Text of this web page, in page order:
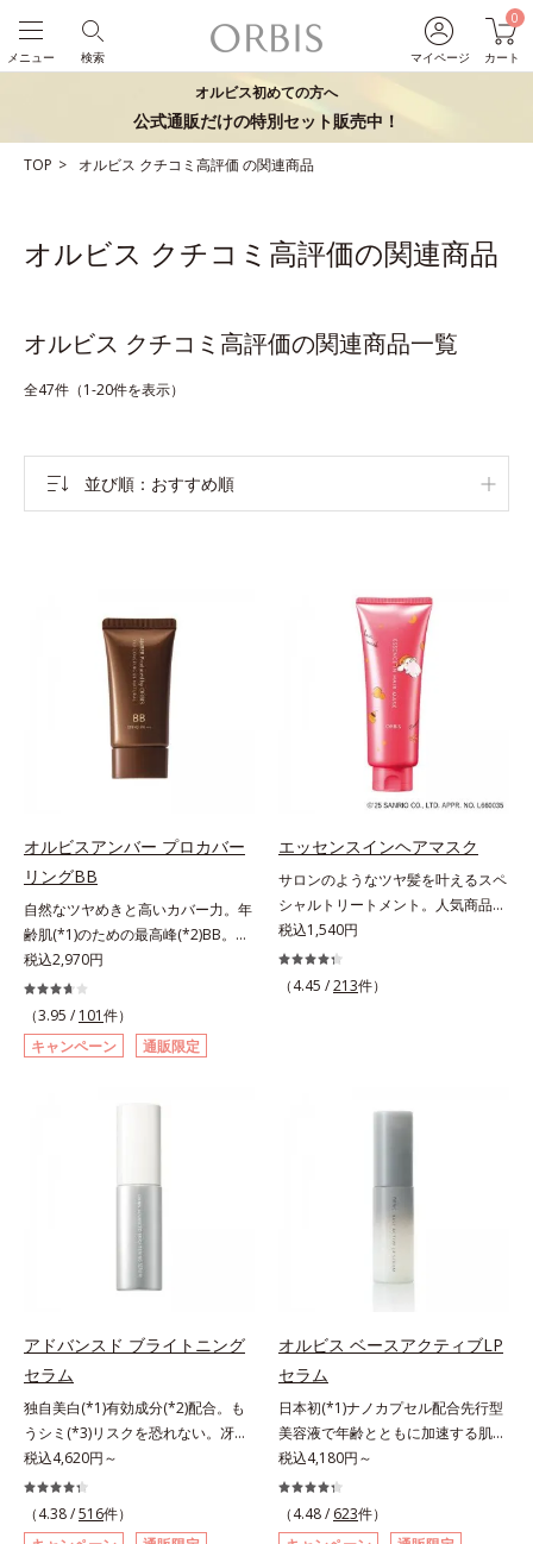
マイページ
0
カート
検索
メニュー
オルビス初めての方へ
公式通販だけの特別セット販売中！
TOP オルビス クチコミ高評価 の関連商品
オルビス クチコミ高評価の関連商品
オルビス クチコミ高評価の関連商品一覧
全47件（1-20件を表示）
並び順 おすすめ順
オルビスアンバー プロカバー
リングBB
自然なツヤめきと高いカバー力。年
齢肌(*1)のための最高峰(*2)BB。年
齢肌(*1)のための最高峰(*2)BBクリ
ームです。肌のアラを光でふわりと
とばし、くすみや凹凸も軽やかにカ
バー。さらに厚みのあるテクスチャ
ーが均一にのび広がり、しっかりカ
す。年齢肌による黄ぐすみや血色の
れ1本で、日中美容クリーム・日焼
け止め・化粧下地・カラーコントロ
ール・コンシーラー・パウダー・フ
ァンデーションの7役を兼ねる多機
能BB。慌ただしい朝でもパパッと
なツヤめきのある美肌に整えます。
*1 年齢を重ねた肌*2 オルビス内BB
クリームのカバー力
税込2,970円
（3.95 / 101件）
キャンペーン
通販限定
エッセンスインヘアマスク
サロンのようなツヤ髪を叶えるスペ
シャルトリートメント。人気商品
「エッセンスインヘアミルク」と同
じシリーズの、お風呂で美しいツヤ
髪を叶えるスペシャルヘアマスクで
し(*3)ます。お風呂でシャンプー後
に適量を髪になじませ、置き時間は
0秒。なじませてすぐに洗い流す手
軽さで、毛先までするんっとまとま
修成分（イソステアリン酸、イソス
テアロイル加水分解コラーゲン、イ
ソステアロイル加水分解シルク、ス
フィンゴ糖脂質、トコフェロール、
グリセリン、糖脂質、BG、イソス
テアリン酸、イソステアロイル加水
分解コラーゲン、イソステアロイル
加水分解シルク、スフィンゴ糖脂
税込1,540円
（4.45 /213件）
アドバンスド ブライトニング
セラム
独自美白(*1)有効成分(*2)配合。も
うシミ(*3)リスクを恐れない。冴え
わたる透明美肌(*4)へ。先端肌科学
が導く、透明感あふれる輝き(*4)
へ。今の自分の肌も未来の肌もあき
らめない、自分史上最高の冴えわた
税込4,620円～
（4.38 /516件）
オルビス ベースアクティブLP
セラム
日本初(*1)ナノカプセル配合先行型
美容液で年齢とともに加速する肌悩
み(*2)にブレーキを。スキンケアの
打ち止め感に。年齢とともに加速す
る肌悩み(*2)にブレーキをかけ、化
粧水前の土台(*3)づくりで、うるお
税込4,180円～
（4.48 / 623件）